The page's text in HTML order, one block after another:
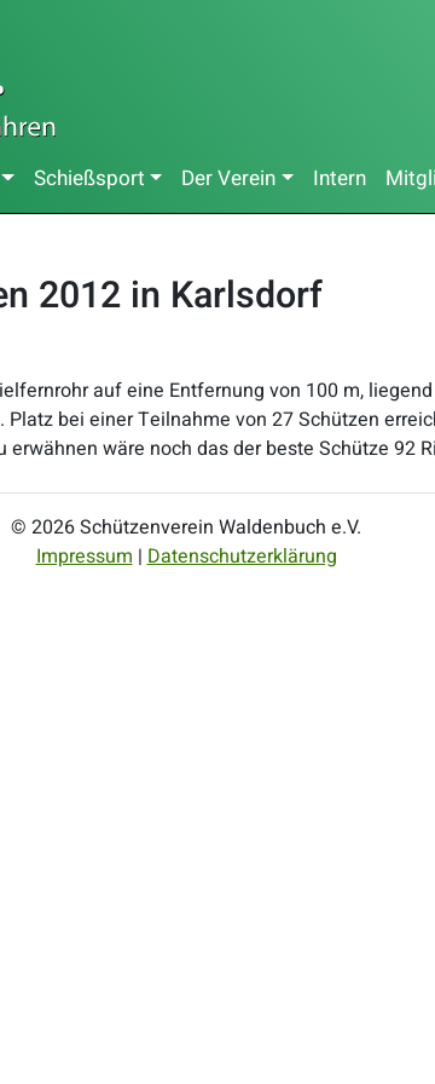
Schießsport Der Verein Intern
2012 in Karlsdorf
auf eine Entfernung von 100 m,
bei einer Teilnahme von 27 Schützen
wäre noch das der beste Schütze 92
© 2026 Schützenverein Waldenbuch e.V.
Impressum|Datenschutzerklärung